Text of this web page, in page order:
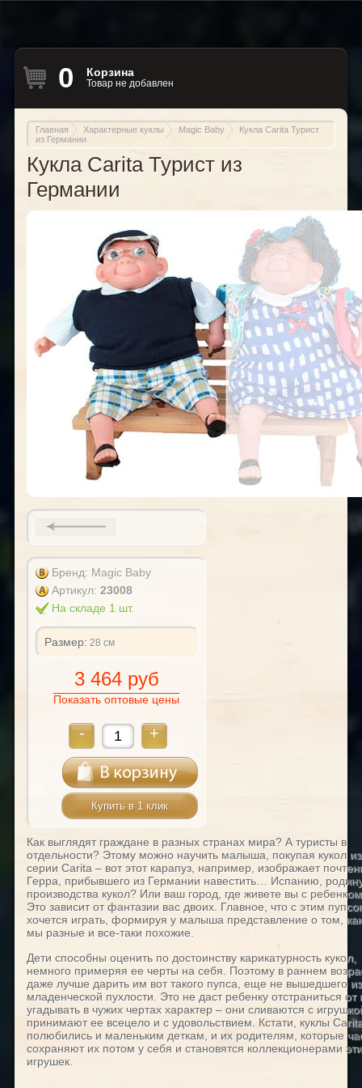
Главная Характерные куклы Magic Baby Кукла Carita Турист
из Германии
Кукла Carita Турист из
Германии
Бренд: Magic Baby
Артикул: 23008
На складе 1 шт.
Размер: 28 см
3 464 руб
Показать оптовые цены
- +
Купить в 1 клик
Как выглядят граждане в разных странах мира? А туристы в
отдельности? Этому можно научить малыша, покупая кукол из
серии Carita – вот этот карапуз, например, изображает
Герра, прибывшего из Германии навестить… Испанию,
производства кукол? Или ваш город, где живете вы с
Это зависит от фантазии вас двоих. Главное, что с этим
хочется играть, формируя у малыша представление о том,
мы разные и все-таки похожие.
Дети способны оценить по достоинству карикатурность кукол,
немного примеряя ее черты на себя. Поэтому в раннем
даже лучше дарить им вот такого пупса, еще не вышедшего из
младенческой пухлости. Это не даст ребенку отстраниться от
угадывать в чужих чертах характер – они сливаются с
принимают ее всецело и с удовольствием. Кстати, куклы
полюбились и маленьким деткам, и их родителям, которые
сохраняют их потом у себя и становятся коллекционерами
игрушек.
Корзина
0 Товар не добавлен